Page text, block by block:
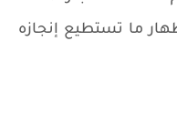
ما تستطيع إنجازه